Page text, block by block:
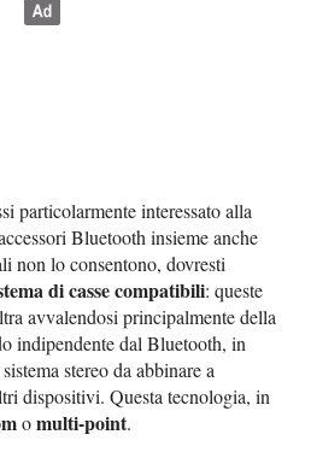
particolarmente interessato alla
Bluetooth insieme anche
non lo consentono, dovresti
di casse compatibili: queste
avvalendosi principalmente della
indipendente dal Bluetooth, in
stereo da abbinare a
dispositivi. Questa tecnologia, in
omulti-point.